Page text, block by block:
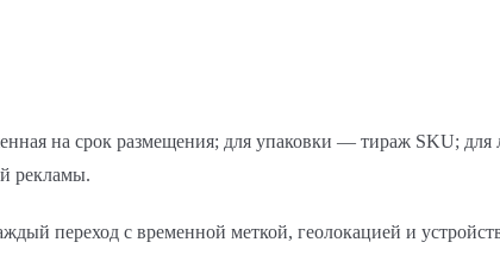
на срок размещения; для упаковки — тираж SKU;
рекламы.
переход с временной меткой, геолокацией и